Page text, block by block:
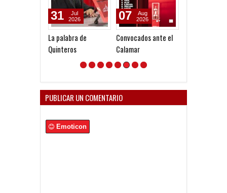
La palabra de
Quinteros
31
Jul
2026
Convocados ante el
Calamar
07
Aug
2026
PUBLICAR UN COMENTARIO
Emoticon